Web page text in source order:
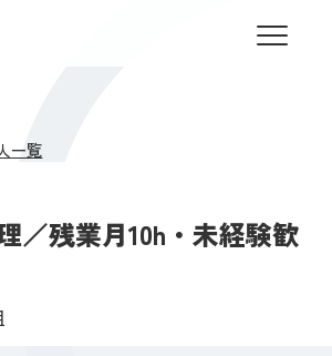
LINEでかんたん仕事探し Careee
一覧
／残業月10h・未経験歓